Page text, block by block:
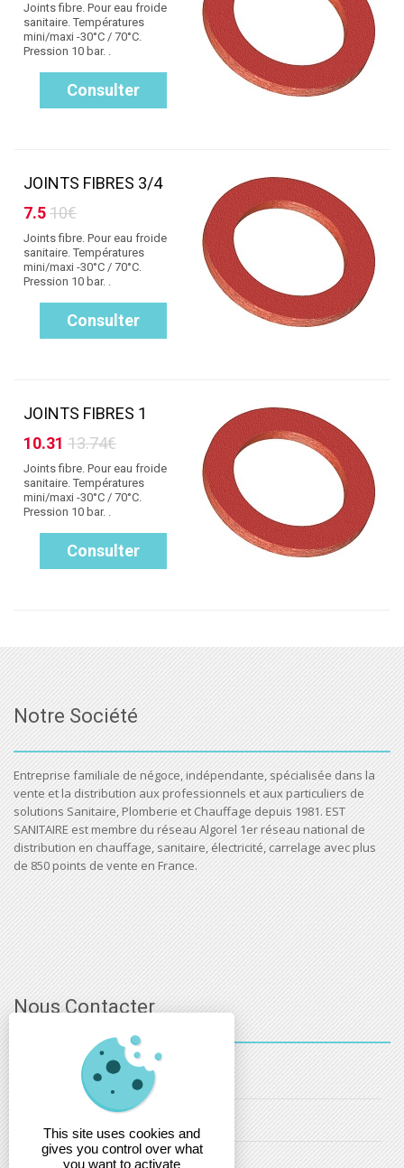
Joints fibre. Pour eau froide
sanitaire. Températures
mini/maxi -30°C / 70°C.
Pression 10 bar. .
Consulter
JOINTS FIBRES 3/4
7.510€
Joints fibre. Pour eau froide
sanitaire. Températures
mini/maxi -30°C / 70°C.
Pression 10 bar. .
Consulter
JOINTS FIBRES 1
10.31 13.74€
Joints fibre. Pour eau froide
sanitaire. Températures
mini/maxi -30°C / 70°C.
Pression 10 bar. .
Consulter
Notre Société
Entreprise familiale de négoce, indépendante, spécialisée dans la
vente et la distribution aux professionnels et aux particuliers de
solutions Sanitaire, Plomberie et Chauffage depuis 1981. EST
SANITAIRE est membre du réseau Algorel 1er réseau national de
distribution en chauffage, sanitaire, électricité, carrelage avec plus
de 850 points de vente en France.
Nous Contacter
03 - 88 - 32 - 86 - 52
christophe.maring@estsanitaire.fr
This site uses cookies and
gives you control over what
you want to activate